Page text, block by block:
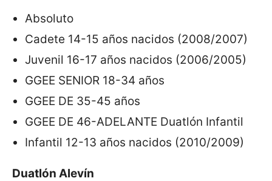
Absoluto
Cadete 14-15 años nacidos (2008/2007)
Juvenil 16-17 años nacidos (2006/2005)
GGEE SENIOR 18-34 años
GGEE DE 35-45 años
GGEE DE 46-ADELANTE Duatlón Infantil
Infantil 12-13 años nacidos (2010/2009)
Duatlón Alevín